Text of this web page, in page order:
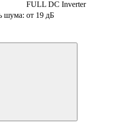
FULL DC Inverter
шума: от 19 дБ